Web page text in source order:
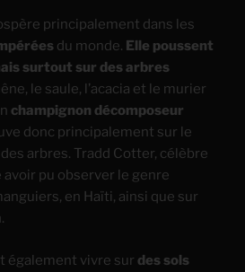
principalement dans les
du monde. Elle poussent
surtout sur des arbres
le saule, l’acacia et le murier
champignon décomposeur
donc principalement sur le
arbres. Tradd Cotter, célèbre
pu observer le genre
en Haïti, ainsi que sur
également vivre sur des sols